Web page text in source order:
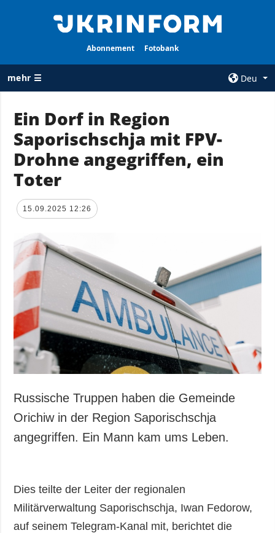
Abonnement Fotobank
mehr ☰
Deu
ALLE
RUBRIKEN
Krieg
Wiederaufbau
der Ukraine
Politik
Wirtschaft
Militär
Gesellschaft und
Sport
Kriminalität
Notstand und
Notfälle
AGENTUR
Über uns
personenbezogener
Daten
ZUSÄTZLICH
Veröffentlichungen
Interview
LEISTUNGEN
Abonnement
Fotobank
Ein Dorf in Region
Saporischschja mit FPV-
Drohne angegriffen, ein
Toter
15.09.2025 12:26
Russische Truppen haben die Gemeinde
Orichiw in der Region Saporischschja
angegriffen. Ein Mann kam ums Leben.
Dies teilte der Leiter der regionalen
Militärverwaltung Saporischschja, Iwan Fedorow,
auf seinem Telegram-Kanal mit, berichtet die